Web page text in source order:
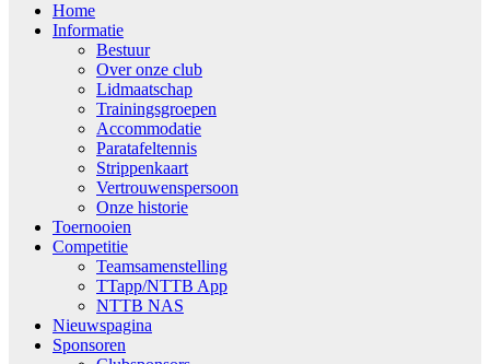
Home
Informatie
Bestuur
Over onze club
Lidmaatschap
Trainingsgroepen
Accommodatie
Paratafeltennis
Strippenkaart
Vertrouwenspersoon
Onze historie
Toernooien
Competitie
Teamsamenstelling
TTapp/NTTB App
NTTB NAS
Nieuwspagina
Sponsoren